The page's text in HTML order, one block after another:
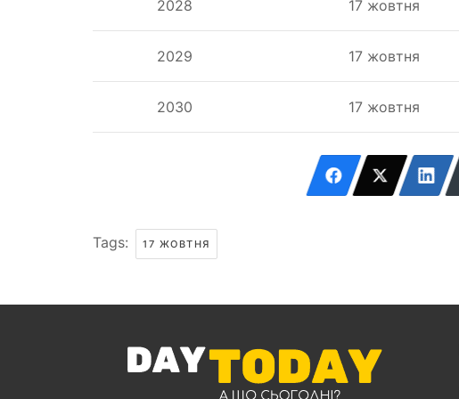
2028 17 жовтня
2029 17 жовтня
2030 17 жовтня
Tags: 17 ЖОВТНЯ